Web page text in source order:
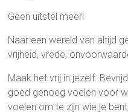
Geen uitstel meer!
Naar een wereld van altijd
vrijheid, vrede,
Maak het vrij in jezelf.
goed genoeg voelen voor
voelen om te zijn wie je